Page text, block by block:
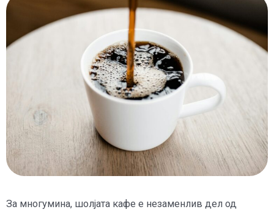
За многумина, шолјата кафе е незаменлив дел од